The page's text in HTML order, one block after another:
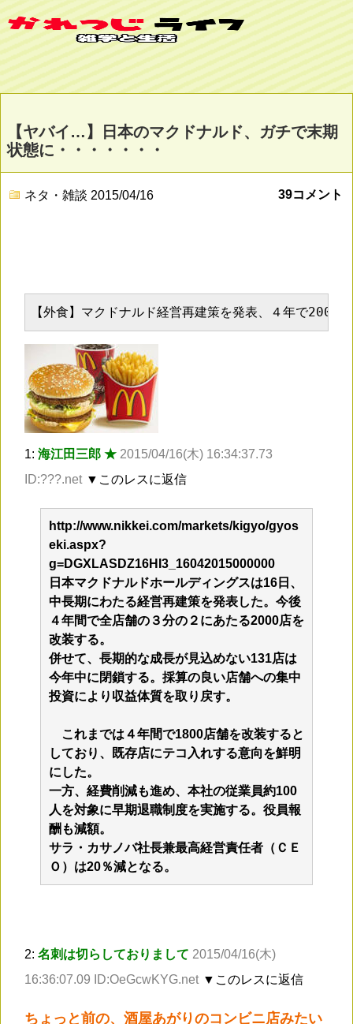
【ヤバイ…】日本のマクドナルド、ガチで末期
状態に・・・・・・・
ネタ・雑談 2015/04/16 39コメント
【外食】マクドナルド経営再建策を発表、４年で2000
1: 海江田三郎 ★ 2015/04/16(木) 16:34:37.73
ID:???.net ▼このレスに返信
http://www.nikkei.com/markets/kigyo/gyos
eki.aspx?
g=DGXLASDZ16HI3_16042015000000
日本マクドナルドホールディングスは16日、
中長期にわたる経営再建策を発表した。今後
４年間で全店舗の３分の２にあたる2000店を
改装する。
併せて、長期的な成長が見込めない131店は
今年中に閉鎖する。採算の良い店舗への集中
投資により収益体質を取り戻す。
これまでは４年間で1800店舗を改装すると
しており、既存店にテコ入れする意向を鮮明
にした。
一方、経費削減も進め、本社の従業員約100
人を対象に早期退職制度を実施する。役員報
酬も減額。
サラ・カサノバ社長兼最高経営責任者（ＣＥ
Ｏ）は20％減となる。
2: 名刺は切らしておりまして 2015/04/16(木)
16:36:07.09 ID:OeGcwKYG.net ▼このレスに返信
ちょっと前の、酒屋あがりのコンビニ店みたい